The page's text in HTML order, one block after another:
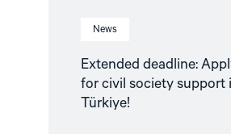
News
Extended deadline:
for civil society support
Türkiye!